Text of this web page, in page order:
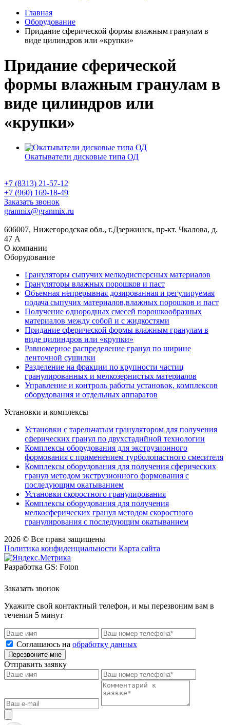
Главная
Оборудование
Придание сферической формы влажным гранулам в
виде цилиндров или «крупки»
Придание сферической
формы влажным гранулам в
виде цилиндров или
«крупки»
Окатыватели дисковые типа ОД
+7 (8313) 21-57-12
+7 (960) 169-18-49
Заказать звонок
granmix@granmix.ru
606007, Нижегородская обл., г.Дзержинск, пр-кт. Чкалова, д.
47 А
О компании
Оборудование
Грануляторы сыпучих мелкодисперсных материалов
Грануляторы влажных порошков и паст
Объемная непрерывная дозированная и регулируемая
подача сыпучих материалов,влажных порошков и паст
Получение однородных смесей порошкообразных
материалов между собой и с жидкостями
Придание сферической формы влажным гранулам в
виде цилиндров или «крупки»
Равномерное распределение гранул по ширине
ленточной сушилки
Разделение на фракции по крупности частиц
гранулированных и мелкозернистых материалов
Управление и контроль работы установок, комплексов
оборудования и отдельных аппаратов
Установки и комплексы
Установки с тарельчатым гранулятором для получения
сферических гранул по двухстадийной технологии
Комплексы оборудования для экструзионного
формования с применением турболопастного смесителя
Комплексы оборудования для получения сферических
гранул методом экструзионного формования с
последующим окатыванием
Установки скоростного гранулирования
Комплексы оборудования для получения
мелкосферических гранул методом скоростного
гранулирования с последующим окатыванием
2026 © Все права защищены
Политика конфиденциальности Карта сайта
Разработка GS: Foton
Заказать звонок
Укажите свой контактный телефон, и мы перезвоним вам в
течении 5 минут
Соглашаюсь на обработку данных
Перезвоните мне
Отправить заявку